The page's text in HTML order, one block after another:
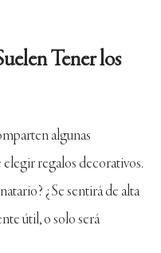
Tener los
algunas
regalos decorativos.
¿Se sentirá de alta
útil, o solo será